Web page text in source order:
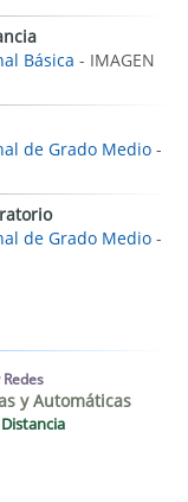
Básica - IMAGEN
de Grado Medio -
de Grado Medio -
y Automáticas